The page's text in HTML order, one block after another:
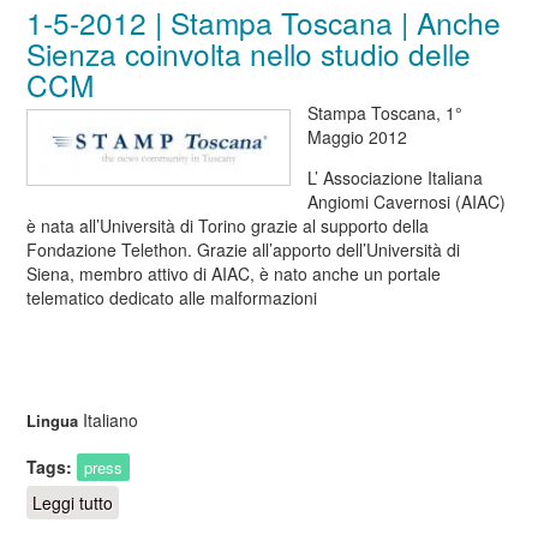
Malformazioni
Cavernose
Cerebrali
1-5-2012 | Stampa Toscana | Anche
Sienza coinvolta nello studio delle
CCM
Stampa Toscana, 1°
Maggio 2012
L’ Associazione Italiana
Angiomi Cavernosi (AIAC)
è nata all’Università di Torino grazie al supporto della
Fondazione Telethon. Grazie all’apporto dell’Università di
Siena, membro attivo di AIAC, è nato anche un portale
telematico dedicato alle malformazioni
Lingua Italiano
Tags:
press
Leggi tutto
coinvolta nello studio delle CCM